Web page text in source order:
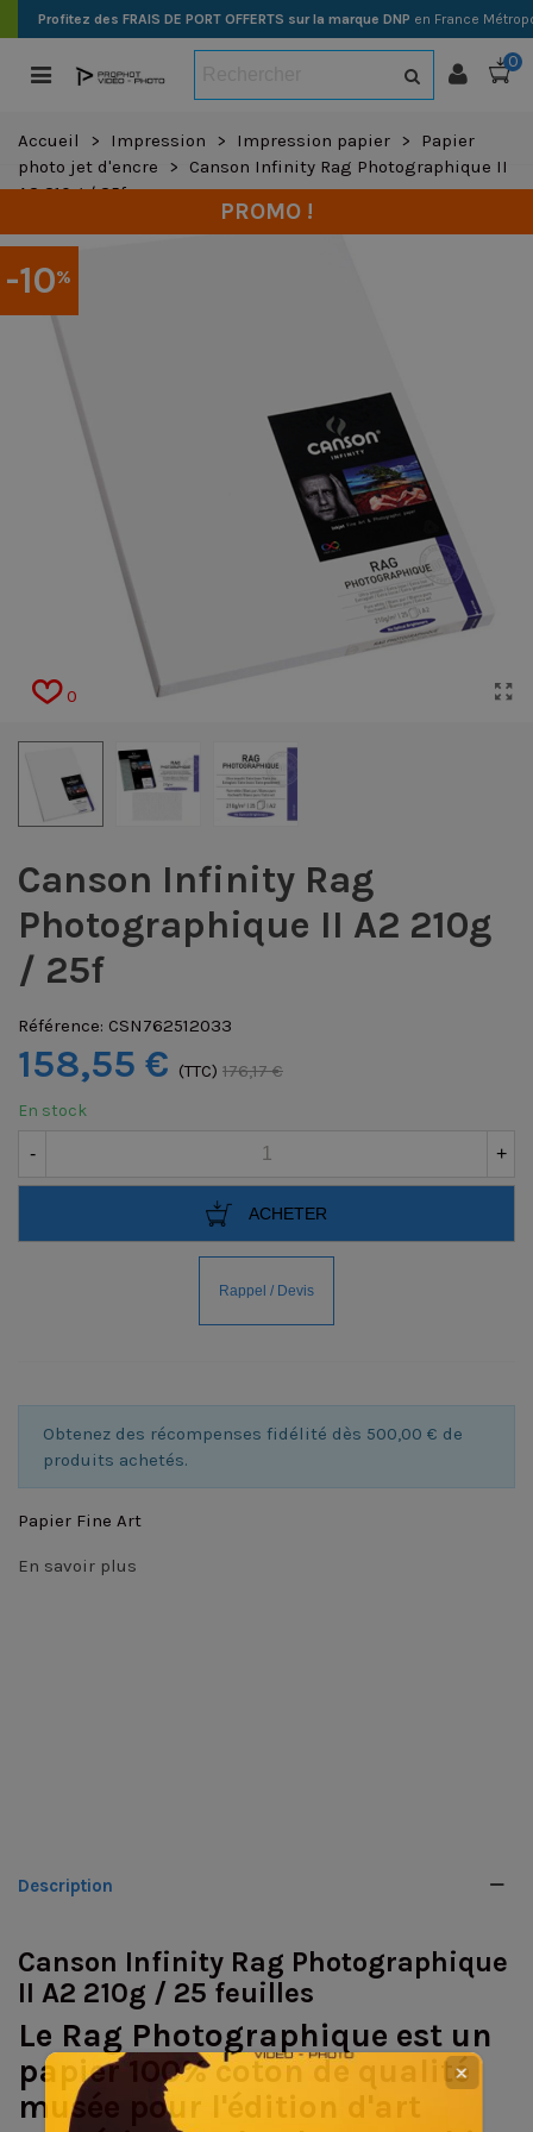
Profitez des FRAIS DE PORT OFFERTS sur la marque DNP en France
0
Accueil > Impression > Impression papier >
Papier
photo jet d'encre
>
Canson Infinity Rag Photographique II
A2 210g / 25f
-10%
PROMO !
0
Canson Infinity Rag
Photographique II A2 210g
/ 25f
Référence: CSN762512033
158,55 € (TTC) 176,17 €
En stock
- +
ACHETER
Obtenez des récompenses fidélité dès 500,00 € de
produits achetés.
Papier Fine Art
En savoir plus
Description
Canson Infinity Rag Photographique
II A2 210g / 25 feuilles
Le Rag Photographique est un
papier 100% coton de qualité
musée pour l'édition d'art
✕